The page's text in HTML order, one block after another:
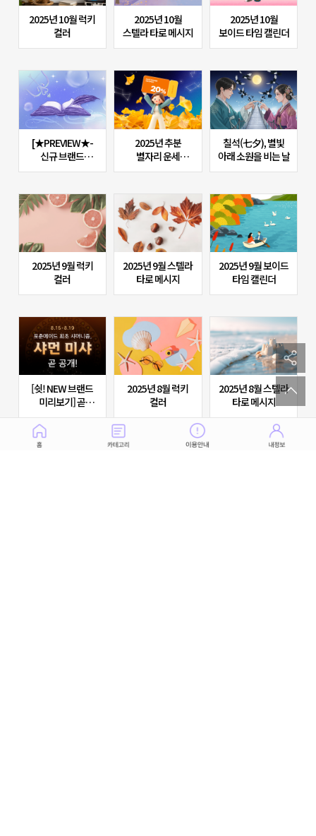
2025년 10월 럭키
컬러
2025년 10월
스텔라 타로 메시지
2025년 10월
보이드 타임 캘린더
[★PREVIEW★-
신규 브랜드
엿보기] 당신에게
‘세피로트 수비술’
댓글 이벤트
(+참여시 1,000p)
2025년 추분
별자리 운세
(+초성퀴즈 맞추면
카페라떼까지!)
칠석(七夕), 별빛
아래 소원을 비는 날
2025년 9월 럭키
컬러
2025년 9월 스텔라
타로 메시지
2025년 9월 보이드
타임 캘린더
[쉿! NEW 브랜드
미리보기] 곧
만나는 '샤먼 미샤'
수호령의 메시지
(+스타벅스 증정)
2025년 8월 럭키
컬러
2025년 8월 스텔라
타로 메시지